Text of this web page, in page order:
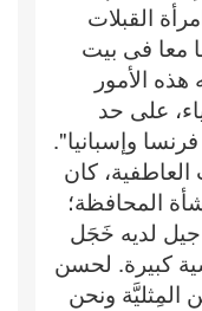
القبلات
معا فى بيت
الأمور
على حد
وإسبانيا".
العاطفية، كان
المحافظة؛
لديه خَجَل
كبيرة. لحسن
المِثليَّة ونحن